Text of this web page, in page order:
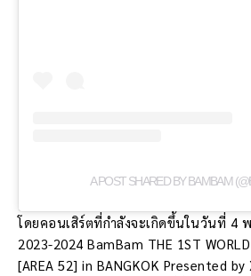
A POST SHARED BY BAMBAM
โดยคอนเสิร์ตที่กำลังจะเกิดขึ้นในวันที่ 4
2023-2024 BamBam THE 1ST WORLD
[AREA 52] in BANGKOK Presented